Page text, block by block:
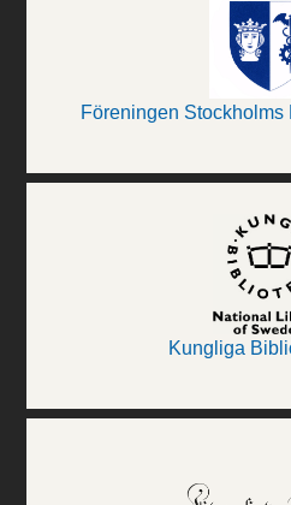
Föreningen Stockholms
Kungliga